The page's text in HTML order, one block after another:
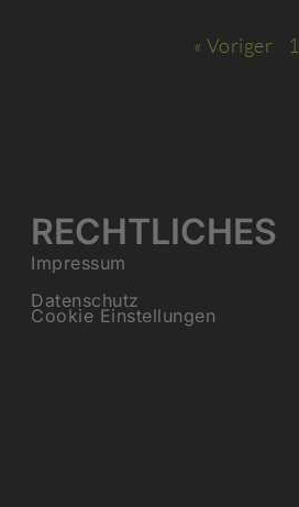
« Voriger 1
RECHTLICHES
Impressum
Datenschutz
Cookie Einstellungen